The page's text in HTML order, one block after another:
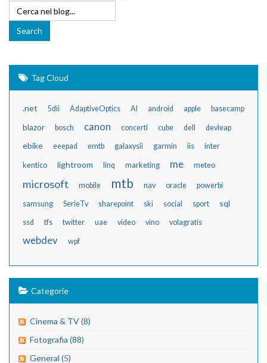
Tag Cloud
.net 5dii AdaptiveOptics AI android apple basecamp
blazor bosch canon concerti cube dell devleap
ebike eeepad emtb galaxysii garmin iis inter
kentico lightroom linq marketing me meteo
microsoft mobile mtb nav oracle powerbi
samsung SerieTv sharepoint ski social sport sql
ssd tfs twitter uae video vino volagratis
webdev wpf
Categorie
Cinema & TV (8)
Fotografia (88)
General (5)